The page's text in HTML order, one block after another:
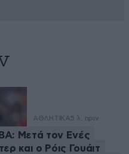
ΑΘΛΗΤΙΚΑ5 λ. πριν
Μετά τον Ενές
και ο Ρόις Γουάιτ